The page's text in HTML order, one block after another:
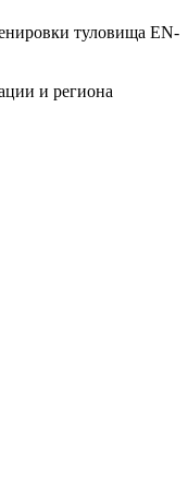
и региона